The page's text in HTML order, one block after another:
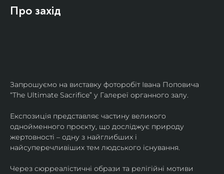
Про захід
Запрошуємо на виставку фоторобіт Івана Поповича
“The Ultimate Sacrifice” у Галереї органного залу.
Експозиція представляє частину великого
однойменного проєкту, що досліджує природу
жертовності – одну з найглибших і
найсуперечливіших тем людського існування.
Через сюрреалістичні образи та релігійні мотиви